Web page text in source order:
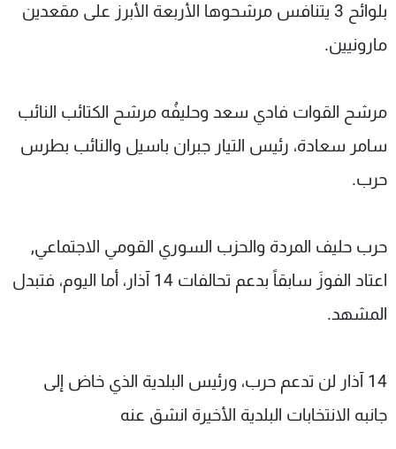
بلوائح 3 يتنافس مرشحوها الأربعة الأبرز على مقعدين
مارونيين.
مرشح القوات فادي سعد وحليفُه مرشح الكتائب النائب
سامر سعادة، رئيس التيار جبران باسيل والنائب بطرس
حرب.
حرب حليف المردة والحزب السوري القومي الاجتماعي,
اعتاد الفوزَ سابقاً بدعم تحالفات 14 آذار، أما اليوم، فتبدل
المشهد.
14 آذار لن تدعم حرب، ورئيس البلدية الذي خاض إلى
جانبه الانتخابات البلدية الأخيرة انشق عنه
منوعات رياضة
كأس العالم
البرامج
شاهد البرامج
عن MTV
الإنـتـاج
لاعلاناتكم
وظائف
تواصل معنا